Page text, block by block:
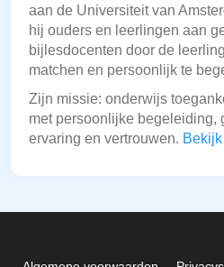
aan de Universiteit van
hij ouders en leerlingen aan
bijlesdocenten door de
matchen en persoonlijk te
Zijn missie: onderwijs
met persoonlijke begeleiding,
ervaring en vertrouwen.